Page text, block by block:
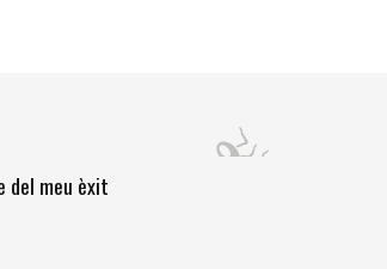
del meu èxit